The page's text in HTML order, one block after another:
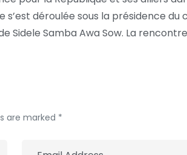
déroulée sous la présidence du
Sidele Samba Awa Sow. La
are marked *